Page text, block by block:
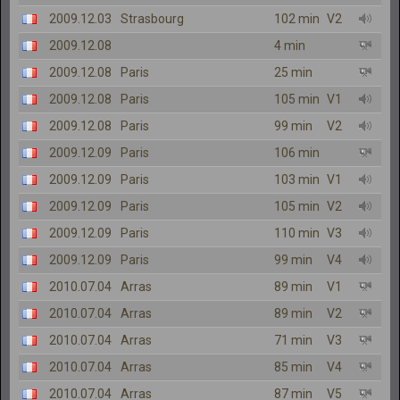
2009.12.03
Strasbourg 102 min V2
2009.12.08
4 min
2009.12.08
Paris
25 min
2009.12.08
Paris 105 min V1
2009.12.08
Paris 99 min
V2
2009.12.09
Paris
106 min
2009.12.09
Paris 103 min V1
2009.12.09
Paris 105 min V2
2009.12.09
Paris 110 min V3
2009.12.09
Paris 99 min
V4
2010.07.04
Arras 89 min
V1
2010.07.04
Arras 89 min
V2
2010.07.04
Arras 71 min
V3
2010.07.04
Arras 85 min
V4
2010.07.04
Arras 87 min
V5